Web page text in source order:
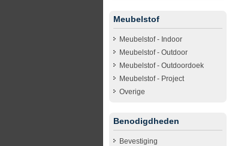
Meubelstof
Meubelstof - Indoor
Meubelstof - Outdoor
Meubelstof - Outdoordoek
Meubelstof - Project
Overige
Benodigdheden
Bevestiging